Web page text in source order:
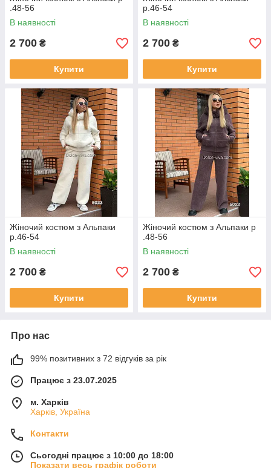
.48-56
В наявності
2 700 ₴
Купити
р.46-54
В наявності
2 700 ₴
Купити
Жіночий костюм з Альпаки
р.46-54
В наявності
2 700 ₴
Купити
Жіночий костюм з Альпаки р
.48-56
В наявності
2 700 ₴
Купити
Про нас
99% позитивних з 72 відгуків за рік
Працює з 23.07.2025
м. Харків
Харків, Україна
Контакти
Сьогодні працює з 10:00 до 18:00
Показати весь графік роботи